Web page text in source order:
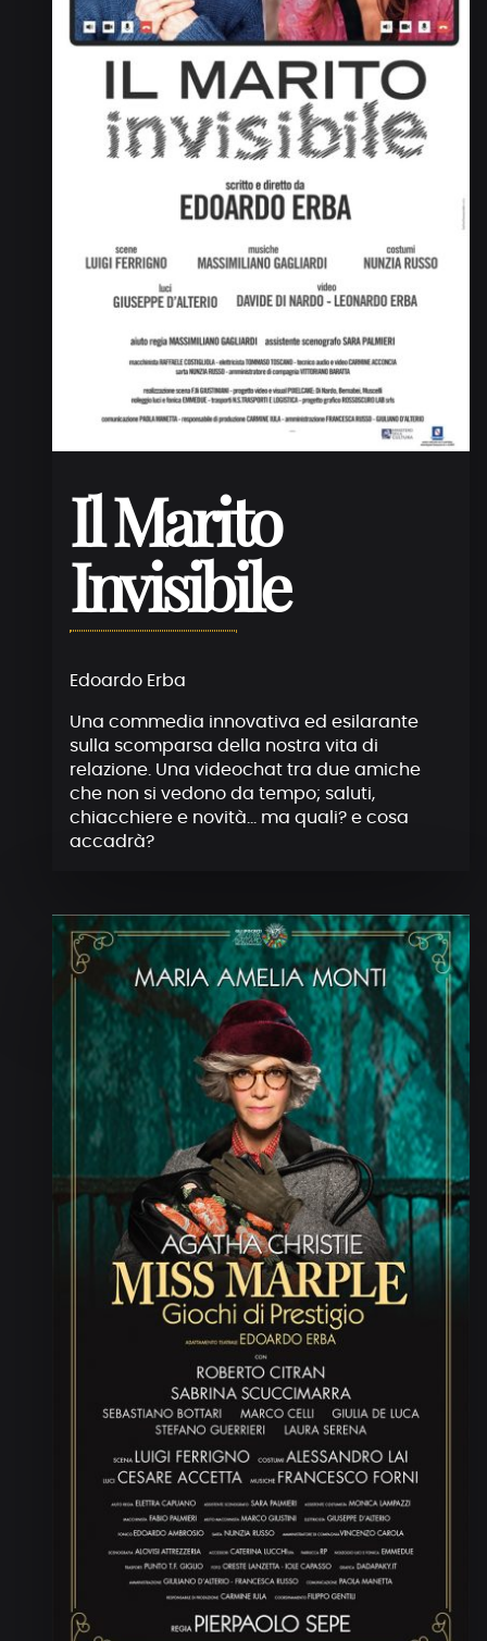
Il Marito
Invisibile
Edoardo Erba
Una commedia innovativa ed esilarante
sulla scomparsa della nostra vita di
relazione. Una videochat tra due amiche
che non si vedono da tempo; saluti,
chiacchiere e novità… ma quali? e cosa
accadrà?